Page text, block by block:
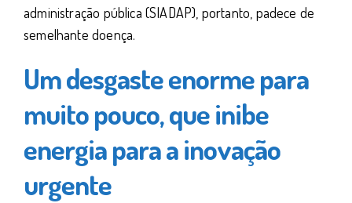
administração pública (SIADAP), portanto, padece de
semelhante doença.
Um desgaste enorme para
muito pouco, que inibe
energia para a inovação
urgente